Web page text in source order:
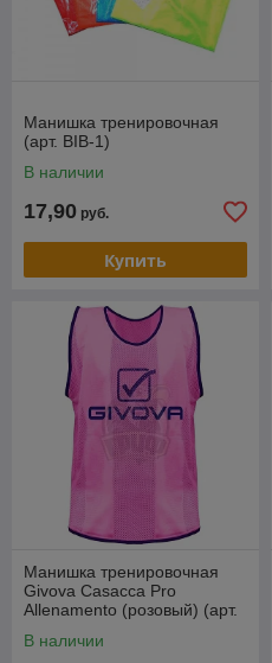
Манишка тренировочная
(арт. BIB-1)
В наличии
17,90 руб.
Купить
Манишка тренировочная
Givova Casacca Pro
Allenamento (розовый) (арт.
В наличии